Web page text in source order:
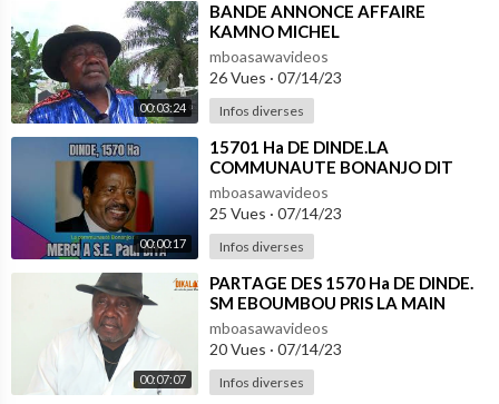
00:03:24
⁣BANDE ANNONCE AFFAIRE
KAMNO MICHEL
mboasawavideos
26 Vues · 07/14/23
Infos diverses
00:00:17
⁣15701 Ha DE DINDE.LA
COMMUNAUTE BONANJO DIT
MERCI A S.E. PAUL BIYA
mboasawavideos
25 Vues · 07/14/23
Infos diverses
00:07:07
⁣PARTAGE DES 1570 Ha DE DINDE.
SM EBOUMBOU PRIS LA MAIN
DANS LE SAC
mboasawavideos
20 Vues · 07/14/23
Infos diverses